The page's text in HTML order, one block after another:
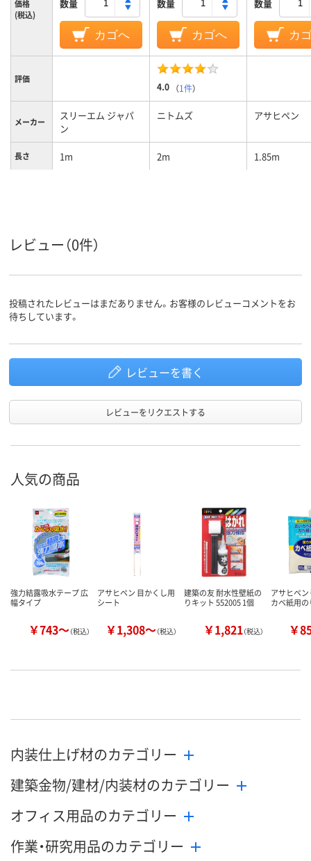
価格
(税込)
数量
カゴへ
数量
カゴへ
数量
カ
評価
4.0 （1件）
メーカー
スリーエム ジャパ
ン
ニトムズ アサヒペン
長さ 1m 2m 1.85m
レビュー（0件）
投稿されたレビューはまだありません。お客様のレビューコメントをお
待ちしています。
レビューを書く
レビューをリクエストする
人気の商品
強力結露吸水テープ 広
幅タイプ
￥743～（税込）
アサヒペン 目かくし用
シート
￥1,308～（税込）
建築の友 耐水性壁紙の
りキット 552005 1個
￥1,821（税込）
アサヒペ
カベ紙用の
￥
内装仕上げ材のカテゴリー
建築金物/建材/内装材のカテゴリー
オフィス用品のカテゴリー
作業・研究用品のカテゴリー